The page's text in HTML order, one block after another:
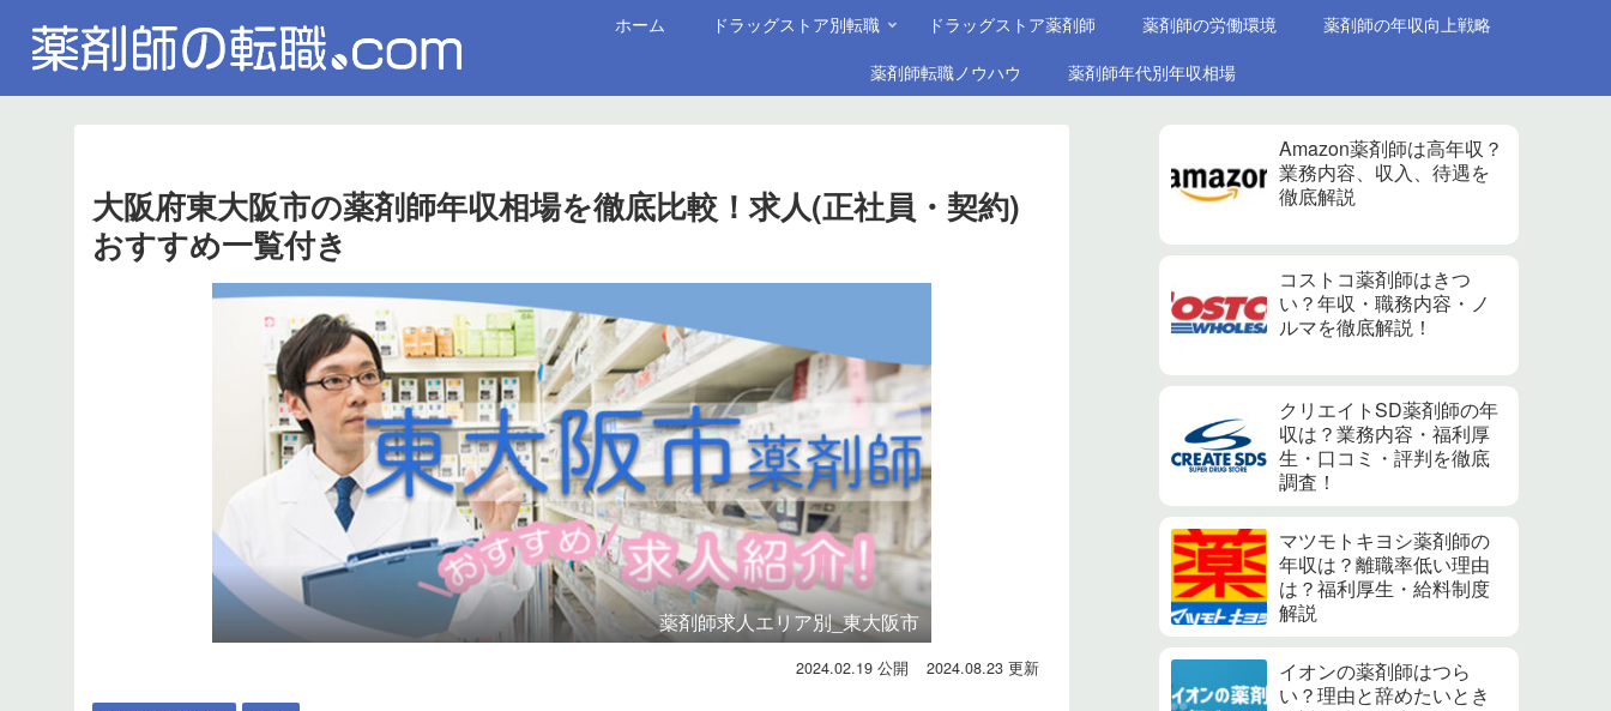
ホーム ドラッグストア別転職 ドラッグストア薬剤師 薬剤師の労働環境
薬剤師の年収向上戦略
薬剤師転職ノウハウ
薬剤師年代別年収相場
大阪府東大阪市の薬剤師年収相場を徹底比較！求人(正社員・契約)
おすすめ一覧付き
薬剤師求人エリア別_東大阪市
2024.02.19 2024.08.23
Amazon薬剤師は高年収？
業務内容、収入、待遇を
徹底解説
コストコ薬剤師はきつ
い？年収・職務内容・ノ
ルマを徹底解説！
クリエイトSD薬剤師の年
収は？業務内容・福利厚
生・口コミ・評判を徹底
調査！
マツモトキヨシ薬剤師の
年収は？離職率低い理由
は？福利厚生・給料制度
解説
イオンの薬剤師はつら
い？理由と辞めたいとき